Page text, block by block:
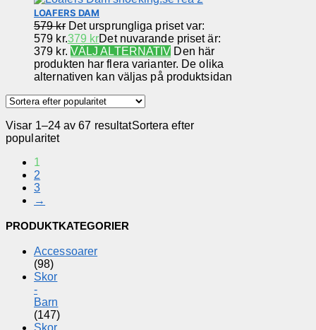
LOAFERS DAM
579kr Det ursprungliga priset var:
579 kr.379 krDet nuvarande priset är:
379 kr. VÄLJ ALTERNATIV Den här
produkten har flera varianter. De olika
alternativen kan väljas på produktsidan
Visar 1–24 av 67 resultatSortera efter
popularitet
1
2
3
→
PRODUKTKATEGORIER
Accessoarer
(98)
Skor
-
Barn
(147)
Skor